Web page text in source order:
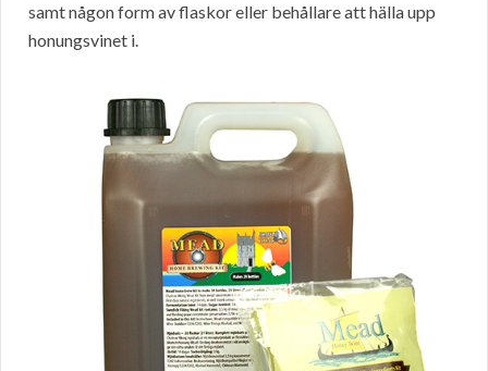
samt någon form av flaskor eller behållare att hälla upp
honungsvinet i.